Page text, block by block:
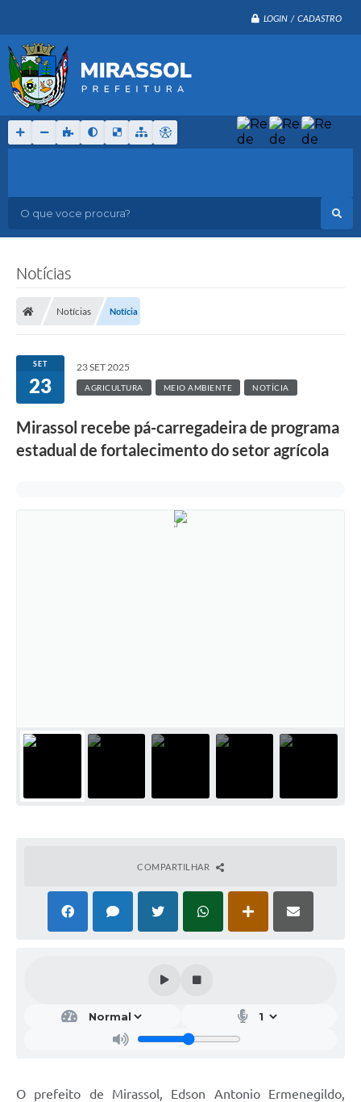
LOGIN / CADASTRO
O que voce procura?
Notícias
Notícias Notícia
SET
23
23 SET 2025
AGRICULTURA MEIO AMBIENTE NOTÍCIA
Mirassol recebe pá-carregadeira de programa
estadual de fortalecimento do setor agrícola
COMPARTILHAR
O prefeito de Mirassol, Edson Antonio Ermenegildo,